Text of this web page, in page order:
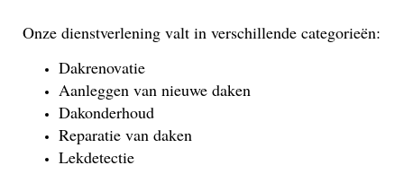
Onze dienstverlening valt in verschillende categorieën:
Dakrenovatie
Aanleggen van nieuwe daken
Dakonderhoud
Reparatie van daken
Lekdetectie